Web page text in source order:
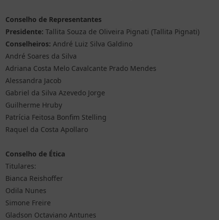
Conselho de Representantes
Presidente: Tallita Souza de Oliveira Pignati (Tallita Pignati)
Conselheiros: André Luiz Silva Galdino
André Soares da Silva
Adriana Costa Melo Cavalcante Prado Mendes
Alessandra Jacob
Gabriel da Silva Azevedo Jorge
Guilherme Hruby
Patrícia Feitosa Bonfim Stelling
Raquel da Costa Apollaro
Conselho de Ética
Titulares:
Bianca Reishoffer
Odila Nunes
Simone Freire
Gladson Octaviano Antunes